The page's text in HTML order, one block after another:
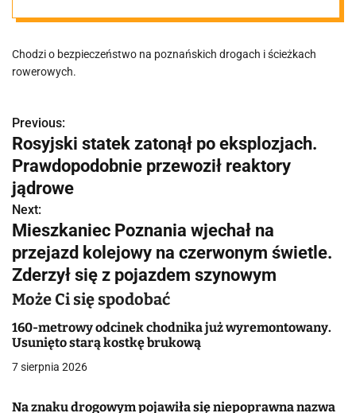
użytkowników
hulajnóg
Chodzi o bezpieczeństwo na poznańskich drogach i ścieżkach
rowerowych.
N
a
w
i
g
a
c
j
a
w
Previous:
Rosyjski statek zatonął po eksplozjach.
Prawdopodobnie przewoził reaktory
jądrowe
Next:
Mieszkaniec Poznania wjechał na
przejazd kolejowy na czerwonym świetle.
Zderzył się z pojazdem szynowym
Może Ci się spodobać
160-metrowy odcinek chodnika już wyremontowany.
Usunięto starą kostkę brukową
7 sierpnia 2026
Na znaku drogowym pojawiła się niepoprawna nazwa